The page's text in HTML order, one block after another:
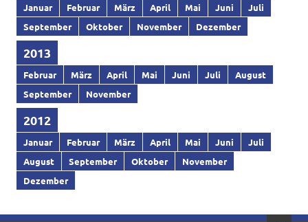
Januar Februar März April Mai Juni
Juli
September
Oktober November Dezember
2013
Februar März April Mai Juni Juli
August
September
November
2012
Januar Februar März April Mai Juni
Juli
August
September Oktober
November
Dezember